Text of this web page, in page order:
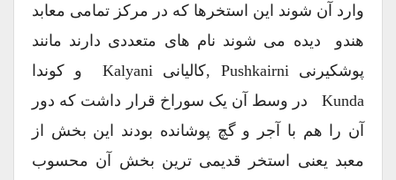
وارد آن شوند این استخرها که در مرکز تمامی معابد
هندو دیده می شوند نام های متعددی دارند مانند
پوشکیرنی Pushkairni ,کالیانی Kalyani و کوندا
Kunda در وسط آن یک سوراخ قرار داشت که دور
آن را هم با آجر و گچ پوشانده بودند این بخش از
معبد یعنی استخر قدیمی ترین بخش آن محسوب